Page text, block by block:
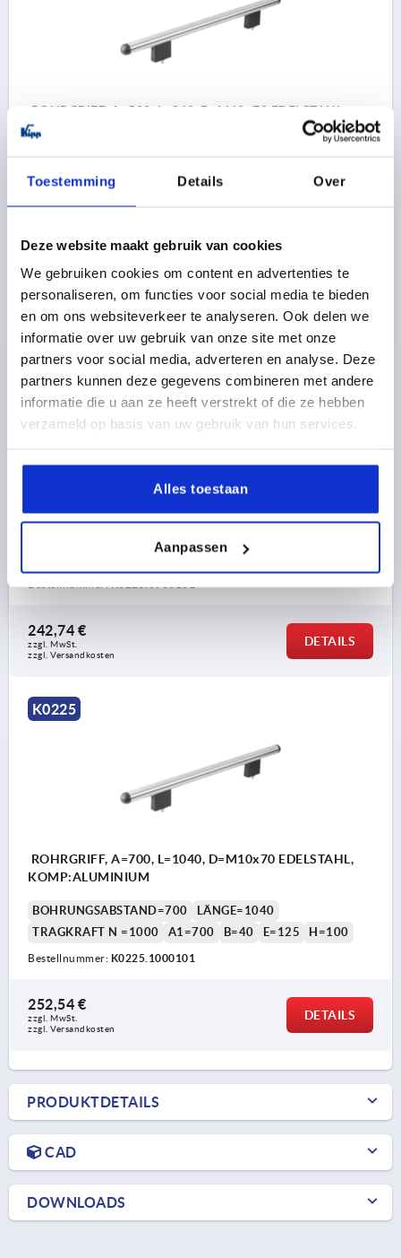
Toestemming Details Over
Deze website maakt gebruik van cookies
We gebruiken cookies om content en advertenties te
personaliseren, om functies voor social media te bieden
en om ons websiteverkeer te analyseren. Ook delen we
informatie over uw gebruik van onze site met onze
partners voor social media, adverteren en analyse. Deze
partners kunnen deze gegevens combineren met andere
informatie die u aan ze heeft verstrekt of die ze hebben
verzameld op basis van uw gebruik van hun services.
Alles toestaan
Aanpassen
ROHRGRIFF, A=500, L=840, D=M10x70 EDELSTAHL,
KOMP:ALUMINIUM
TRAGKRAFT N =1000
A1=500 H=100
Bestellnummer:K0225.0800101
zzgl. MwSt.
zzgl. Versandkosten
DETAILS
K0225
ROHRGRIFF, A=600, L=940, D=M10x70 EDELSTAHL,
A1=600 B=40
242,74 €
zzgl. MwSt.
zzgl. Versandkosten
DETAILS
K0225
ROHRGRIFF, A=700, L=1040, D=M10x70 EDELSTAHL,
KOMP:ALUMINIUM
BOHRUNGSABSTAND=700
LÄNGE=1040
TRAGKRAFT N =1000
A1=700 B=40 E=125 H=100
Bestellnummer: K0225.1000101
252,54 €
zzgl. MwSt.
zzgl. Versandkosten
DETAILS
PRODUKTDETAILS
CAD
DOWNLOADS